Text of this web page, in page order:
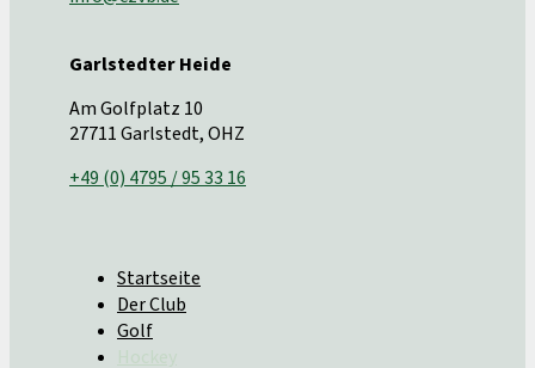
Garlstedter Heide
Am Golfplatz 10
27711 Garlstedt, OHZ
+49 (0) 4795 / 95 33 16
Startseite
Der Club
Golf